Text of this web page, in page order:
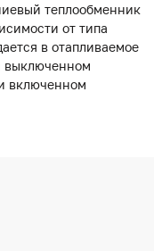
теплообменник
от типа
в отапливаемое
выключенном
включенном